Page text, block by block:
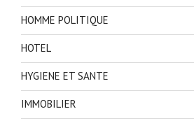
HOMME POLITIQUE
HOTEL
HYGIENE ET SANTE
IMMOBILIER